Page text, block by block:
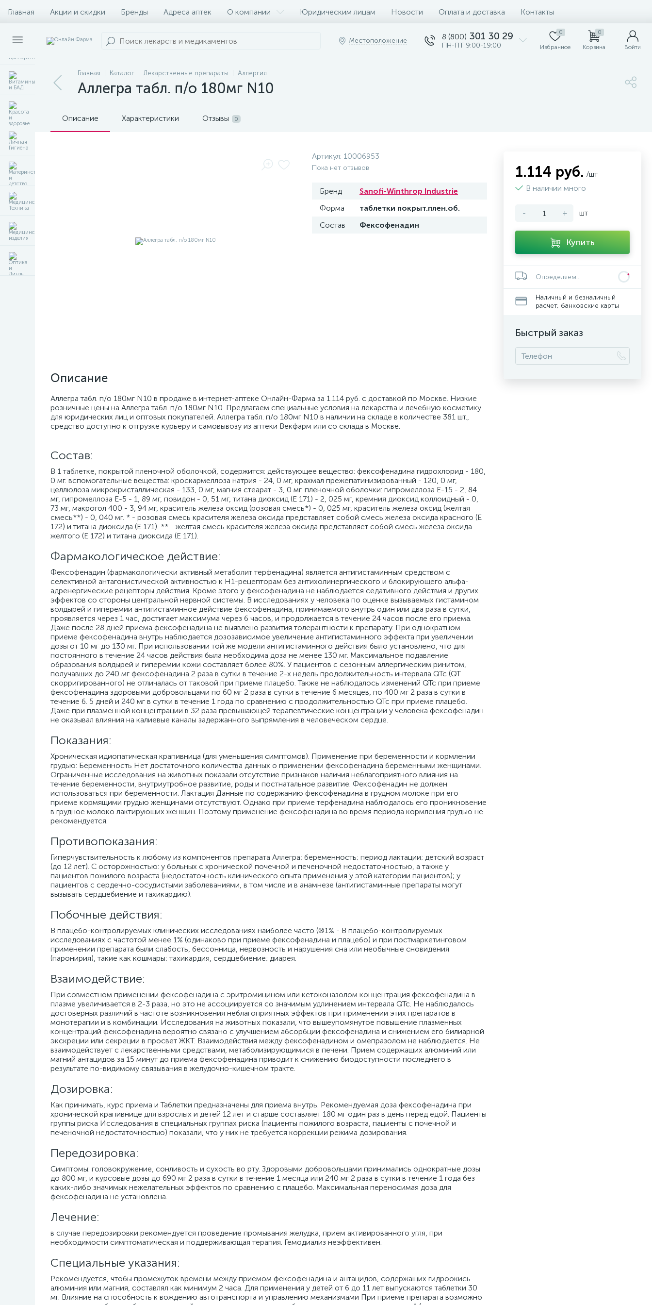
Главная Акции и скидки Бренды Адреса аптек О компании Юридическим лицам Новости Оплата и доставка Контакты
Местоположение 8 (800) 301 30 29
ПН-ПТ 9:00-19:00
0
Избранное
0
Корзина Войти
Главная Каталог Лекарственные препараты Аллергия
Аллегра табл. п/о 180мг N10
Описание Характеристики Отзывы 0
Артикул: 10006953
Пока нет отзывов
Бренд
Sanofi-Winthrop Industrie
Форма
таблетки покрыт.плен.об.
Состав
Фексофенадин
Описание
Аллегра табл. п/о 180мг N10 в продаже в интернет-аптеке Онлайн-Фарма за 1.114 руб. с доставкой по Москве. Низкие
розничные цены на Аллегра табл. п/о 180мг N10. Предлагаем специальные условия на лекарства и лечебную косметику
для юридических лиц и оптовых покупателей. Аллегра табл. п/о 180мг N10 в наличии на складе в количестве 381 шт.,
средство доступно к отгрузке курьеру и самовывозу из аптеки Векфарм или со склада в Москве.
Cостав:
В 1 таблетке, покрытой пленочной оболочкой, содержится: действующее вещество: фексофенадина гидрохлорид - 180,
0 мг. вспомогательные вещества: кроскармеллоза натрия - 24, 0 мг, крахмал прежепатинизированный - 120, 0 мг,
целлюлоза микрокристаллическая - 133, 0 мг, магния стеарат - 3, 0 мг. пленочной оболочки: гипромеллоза Е-15 - 2, 84
мг, гипромеллоза Е-5 - 1, 89 мг, повидон - 0, 51 мг, титана диоксид (Е 171) - 2, 025 мг, кремния диоксид коллоидный - 0,
73 мг, макрогол 400 - 3, 94 мг, краситель железа оксид (розовая смесь*) - 0, 025 мг, краситель железа оксид (желтая
смесь**) - 0, 040 мг. * - розовая смесь красителя железа оксида представляет собой смесь железа оксида красного (Е
172) и титана диоксида (Е 171). ** - желтая смесь красителя железа оксида представляет собой смесь железа оксида
желтого (Е 172) и титана диоксида (Е 171).
Фармакологическое действие:
Фексофенадин (фармакологически активный метаболит терфенадина) является антигистаминным средством с
селективной антагонистической активностью к Н1-рецепторам без антихолинергического и блокирующего альфа-
адренергические рецепторы действия. Кроме этого у фексофенадина не наблюдается седативного действия и других
эффектов со стороны центральной нервной системы. В исследованиях у человека по оценке вызываемых гистамином
волдырей и гиперемии антигистаминное действие фексофенадина, принимаемого внутрь один или два раза в сутки,
проявляется через 1 час, достигает максимума через 6 часов, и продолжается в течение 24 часов после его приема.
Даже после 28 дней приема фексофенадина не выявлено развития толерантности к препарату. При однократном
приеме фексофенадина внутрь наблюдается дозозависимое увеличение антигистаминного эффекта при увеличении
дозы от 10 мг до 130 мг. При использовании той же модели антигистаминного действия было установлено, что для
постоянного в течение 24 часов действия была необходима доза не менее 130 мг. Максимальное подавление
образования волдырей и гиперемии кожи составляет более 80%. У пациентов с сезонным аллергическим ринитом,
получавших до 240 мг фексофенадина 2 раза в сутки в течение 2-х недель продолжительность интервала QTc (QT
скорригированного) не отличалась от таковой при приеме плацебо. Также не наблюдалось изменений QTc при приеме
фексофенадина здоровыми добровольцами по 60 мг 2 раза в сутки в течение 6 месяцев, по 400 мг 2 раза в сутки в
течение 6. 5 дней и 240 мг в сутки в течение 1 года по сравнению с продолжительностью QTc при приеме плацебо.
Даже при плазменной концентрации в 32 раза превышающей терапевтические концентрации у человека фексофенадин
не оказывал влияния на калиевые каналы задержанного выпрямления в человеческом сердце.
Показания:
Хроническая идиопатическая крапивница (для уменьшения симптомов). Применение при беременности и кормлении
грудью: Беременность Нет достаточного количества данных о применении фексофенадина беременными женщинами.
Ограниченные исследования на животных показали отсутствие признаков наличия неблагоприятного влияния на
течение беременности, внутриутробное развитие, роды и постнатальное развитие. Фексофенадин не должен
использоваться при беременности. Лактация Данные по содержанию фексофенадина в грудном молоке при его
приеме кормящими грудью женщинами отсутствуют. Однако при приеме терфенадина наблюдалось его проникновение
в грудное молоко лактирующих женщин. Поэтому применение фексофенадина во время периода кормления грудью не
рекомендуется.
Противопоказания:
Гиперчувствительность к любому из компонентов препарата Аллегра; беременность; период лактации; детский возраст
(до 12 лет). С осторожностью: у больных с хронической почечной и печеночной недостаточностью, а также у
пациентов пожилого возраста (недостаточность клинического опыта применения у этой категории пациентов); у
пациентов с сердечно-сосудистыми заболеваниями, в том числе и в анамнезе (антигистаминные препараты могут
вызывать сердцебиение и тахикардию).
Побочные действия:
В плацебо-контролируемых клинических исследованиях наиболее часто (®1% - В плацебо-контролируемых
исследованиях с частотой менее 1% (одинаково при приеме фексофенадина и плацебо) и при постмаркетинговом
применении препарата были слабость, бессонница, нервозность и нарушения сна или необычные сновидения
(паронирия), такие как кошмары; тахикардия, сердцебиение; диарея.
Взаимодействие:
При совместном применении фексофенадина с эритромицином или кетоконазолом концентрация фексофенадина в
плазме увеличивается в 2-3 раза, но это не ассоциируется со значимым удлинением интервала QTc. Не наблюдалось
достоверных различий в частоте возникновения неблагоприятных эффектов при применении этих препаратов в
монотерапии и в комбинации. Исследования на животных показали, что вышеупомянутое повышение плазменных
концентраций фексофенадина вероятно связано с улучшением абсорбции фексофенадина и снижением его билиарной
экскреции или секреции в просвет ЖКТ. Взаимодействия между фексофенадином и омепразолом не наблюдается. Не
взаимодействует с лекарственными средствами, метаболизирующимися в печени. Прием содержащих алюминий или
магний антацидов за 15 минут до приема фексофенадина приводит к снижению биодоступности последнего в
результате по-видимому связывания в желудочно-кишечном тракте.
Дозировка:
Как принимать, курс приема и Таблетки предназначены для приема внутрь. Рекомендуемая доза фексофенадина при
хронической крапивнице для взрослых и детей 12 лет и старше составляет 180 мг один раз в день перед едой. Пациенты
группы риска Исследования в специальных группах риска (пациенты пожилого возраста, пациенты с почечной и
печеночной недостаточностью) показали, что у них не требуется коррекции режима дозирования.
Передозировка:
Симптомы: головокружение, сонливость и сухость во рту. Здоровыми добровольцами принимались однократные дозы
до 800 мг, и курсовые дозы до 690 мг 2 раза в сутки в течение 1 месяца или 240 мг 2 раза в сутки в течение 1 года без
каких-либо значимых нежелательных эффектов по сравнению с плацебо. Максимальная переносимая доза для
фексофенадина не установлена.
Лечение:
в случае передозировки рекомендуется проведение промывания желудка, прием активированного угля, при
необходимости симптоматическая и поддерживающая терапия. Гемодиализ неэффективен.
Специальные указания:
Рекомендуется, чтобы промежуток времени между приемом фексофенадина и антацидов, содержащих гидроокись
алюминия или магния, составлял как минимум 2 часа. Для применения у детей от 6 до 11 лет выпускаются таблетки 30
мг. Влияние на способность к вождению автотранспорта и управлению механизмами При приеме препарата возможно
1.114 руб. /шт
В наличии много
- + шт
Купить
Определяем...
Наличный и безналичный
расчет, банковские карты
Быстрый заказ